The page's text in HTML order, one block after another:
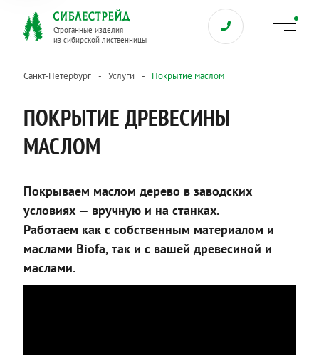
Строганные изделия
из сибирской лиственницы
Санкт-Петербург Услуги Покрытие маслом
ПОКРЫТИЕ ДРЕВЕСИНЫ
МАСЛОМ
Покрываем маслом дерево в заводских
условиях — вручную и на станках.
Работаем как с собственным материалом и
маслами Biofa, так и с вашей древесиной и
маслами.